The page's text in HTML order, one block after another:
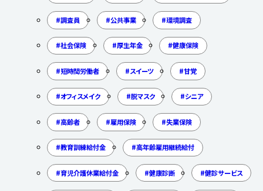
調査員 公共事業 環境調査
社会保険 厚生年金 健康保険
短時間労働者 スイーツ 甘党
オフィスメイク 脱マスク シニア
高齢者 雇用保険 失業保険
教育訓練給付金 高年齢雇用継続給付
育児介護休業給付金 健康診断 健診サービス